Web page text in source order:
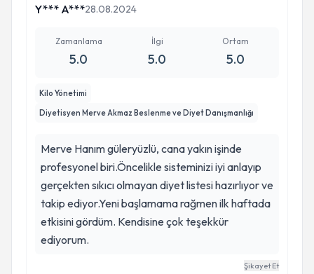
Y*** A***28.08.2024
Zamanlama
5.0
İlgi
5.0
Ortam
5.0
Kilo Yönetimi
Diyetisyen Merve Akmaz Beslenme ve Diyet Danışmanlığı
Merve Hanım güleryüzlü, cana yakın işinde
profesyonel biri.Öncelikle sisteminizi iyi anlayıp
gerçekten sıkıcı olmayan diyet listesi hazırlıyor ve
takip ediyor.Yeni başlamama rağmen ilk haftada
etkisini gördüm. Kendisine çok teşekkür
ediyorum.
Şikayet Et